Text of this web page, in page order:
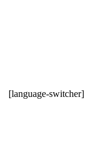
[language-switcher]